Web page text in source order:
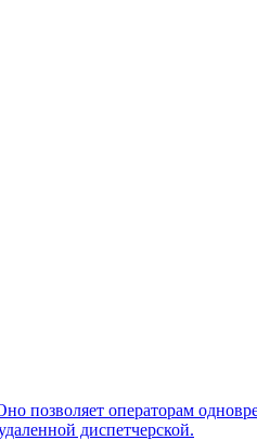
позволяет операторам
диспетчерской.